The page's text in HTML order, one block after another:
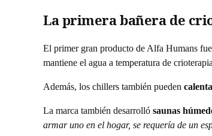
La primera bañera de
El primer gran producto de Alfa Humans
mantiene el agua a temperatura de
Además, los chillers también pueden
La marca también desarrolló saunas
armar uno en el hogar, se requería de un